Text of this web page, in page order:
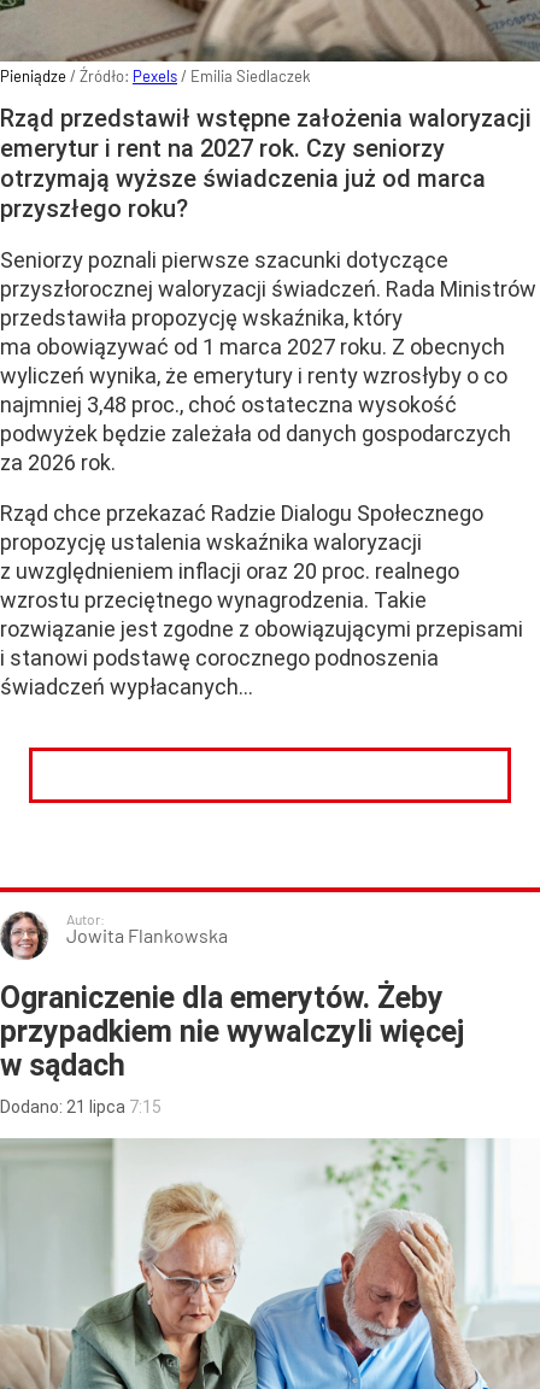
Pieniądze/ Źródło: Pexels/ Emilia Siedlaczek
Rząd przedstawił wstępne założenia waloryzacji
emerytur i rent na 2027 rok. Czy seniorzy
otrzymają wyższe świadczenia już od marca
przyszłego roku?
Seniorzy poznali pierwsze szacunki dotyczące
przyszłorocznej waloryzacji świadczeń. Rada Ministrów
przedstawiła propozycję wskaźnika, który
ma obowiązywać od 1 marca 2027 roku. Z obecnych
wyliczeń wynika, że emerytury i renty wzrosłyby o co
najmniej 3,48 proc., choć ostateczna wysokość
podwyżek będzie zależała od danych gospodarczych
za 2026 rok.
Rząd chce przekazać Radzie Dialogu Społecznego
propozycję ustalenia wskaźnika waloryzacji
z uwzględnieniem inflacji oraz 20 proc. realnego
wzrostu przeciętnego wynagrodzenia. Takie
rozwiązanie jest zgodne z obowiązującymi przepisami
i stanowi podstawę corocznego podnoszenia
świadczeń wypłacanych...
Autor:
Jowita Flankowska
Ograniczenie dla emerytów. Żeby
przypadkiem nie wywalczyli więcej
w sądach
Dodano: 21 lipca 7:15